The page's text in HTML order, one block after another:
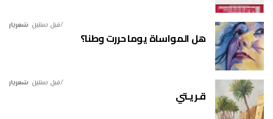
شعريار قبل سنتين
هل المواساة يوما حررت وطنا؟
شعريار قبل سنتين
قـريـتي